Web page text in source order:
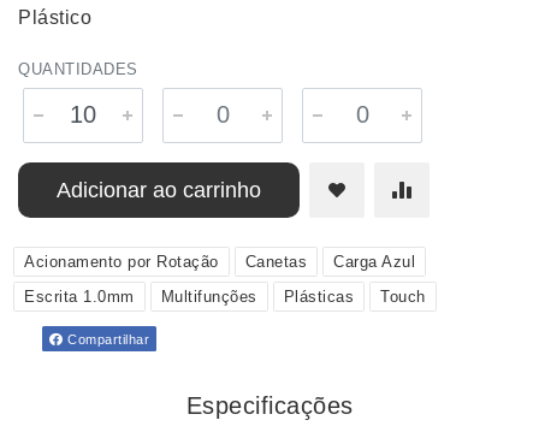
Plástico
QUANTIDADES
Adicionar ao carrinho
Acionamento por Rotação Canetas
Carga Azul
Escrita 1.0mm
Multifunções Plásticas Touch
Compartilhar
Especificações